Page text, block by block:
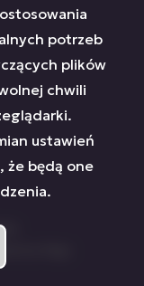
potrzeb
plików
chwili
ustawień
że będą one